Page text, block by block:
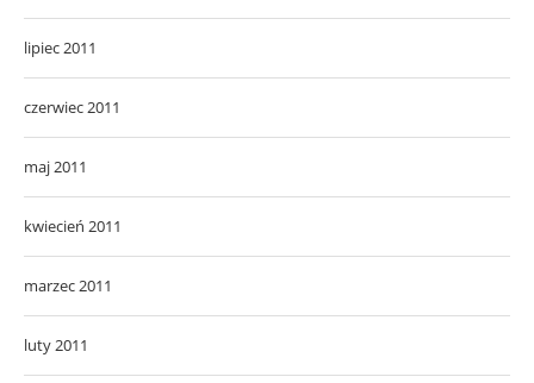
lipiec 2011
czerwiec 2011
maj 2011
kwiecień 2011
marzec 2011
luty 2011